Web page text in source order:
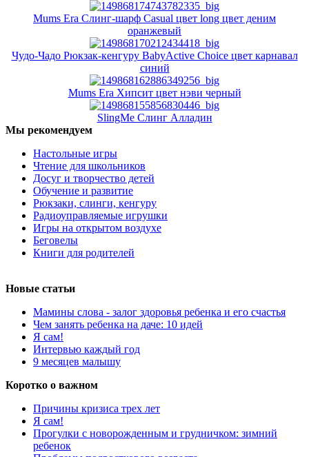
Mums Era Слинг-шарф Casual цвет long цвет деним
оранжевый
Чудо-Чадо Рюкзак-кенгуру BabyActive Choice цвет карнавал
синий
Mums Era Хипсит цвет нэви черный
SlingMe Слинг Алладин
Мы рекомендуем
Настольные игры
Чтение для школьников
Досуг и творчество детей
Обучение и развитие
Рюкзаки, слинги, кенгуру
Радиоуправляемые игрушки
Игры на открытом воздухе
Беговелы
Книги для родителей
Новые статьи
Мамины слова - залог здоровья ребенка и его счастья
Чем занять ребенка на даче: 10 идей
Я сам!
Интервью каждый год
9 месяцев малышу
Коротко о важном
Причины кризиса трех лет
Я сам!
Прогулки с новорожденным и грудничком: зимний
ребенок